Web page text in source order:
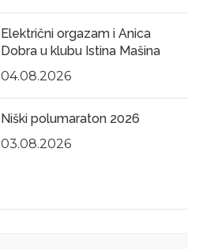
Električni orgazam i Anica
Dobra u klubu Istina Mašina
04.08.2026
Niški polumaraton 2026
03.08.2026